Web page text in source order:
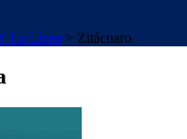
La Línea > Zitácuaro